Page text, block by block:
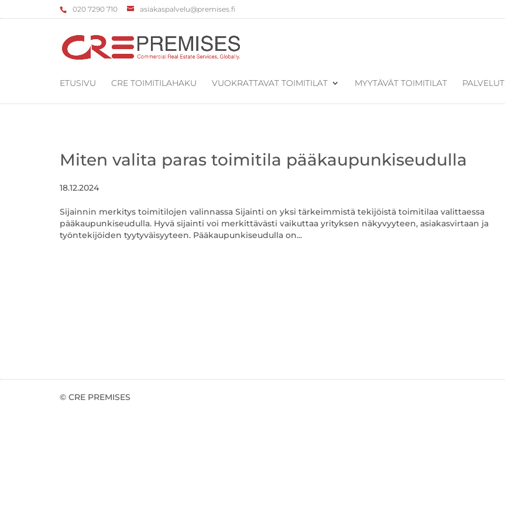
‌020 7290 710 asiakaspalvelu@premises.fi
ETUSIVU CRE TOIMITILAHAKU VUOKRATTAVAT TOIMITILAT MYYTÄVÄT TOIMITILAT PALVELUT
Miten valita paras toimitila pääkaupunkiseudulla
18.12.2024
Sijainnin merkitys toimitilojen valinnassa Sijainti on yksi tärkeimmistä tekijöistä toimitilaa valittaessa
pääkaupunkiseudulla. Hyvä sijainti voi merkittävästi vaikuttaa yrityksen näkyvyyteen, asiakasvirtaan ja
työntekijöiden tyytyväisyyteen. Pääkaupunkiseudulla on...
© CRE PREMISES